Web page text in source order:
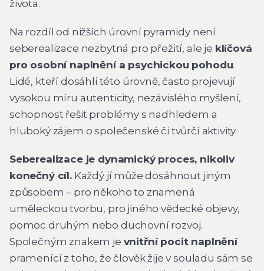
života.
Na rozdíl od nižších úrovní pyramidy není
seberealizace nezbytná pro přežití, ale je klíčová
pro osobní naplnění a psychickou pohodu.
Lidé, kteří dosáhli této úrovně, často projevují
vysokou míru autenticity, nezávislého myšlení,
schopnost řešit problémy s nadhledem a
hluboký zájem o společenské či tvůrčí aktivity.
Seberealizace je dynamický proces, nikoliv
konečný cíl.Každý jí může dosáhnout jiným
způsobem – pro někoho to znamená
uměleckou tvorbu, pro jiného vědecké objevy,
pomoc druhým nebo duchovní rozvoj.
Společným znakem je vnitřní pocit naplnění
pramenící z toho, že člověk žije v souladu sám se